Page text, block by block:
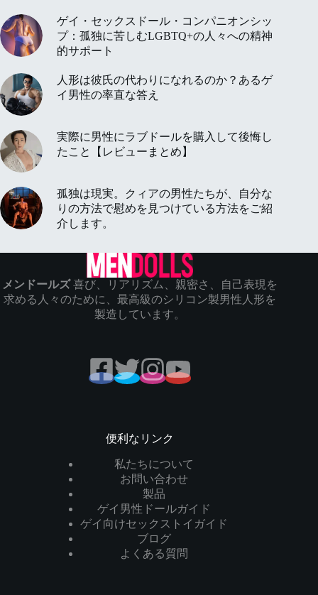
ゲイ・セックスドール・コンパニオンシッ
プ：孤独に苦しむLGBTQ+の人々への精神
的サポート
人形は彼氏の代わりになれるのか？あるゲ
イ男性の率直な答え
実際に男性にラブドールを購入して後悔し
たこと【レビューまとめ】
孤独は現実。クィアの男性たちが、自分な
りの方法で慰めを見つけている方法をご紹
介します。
メンドールズ喜び、リアリズム、親密さ、自己表現を
求める人々のために、最高級のシリコン製男性人形を
製造しています。
便利なリンク
私たちについて
お問い合わせ
製品
ゲイ男性ドールガイド
ゲイ向けセックストイガイド
ブログ
よくある質問